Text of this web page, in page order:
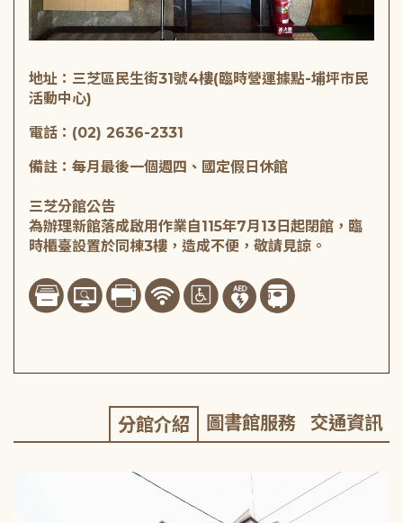
地址：三芝區民生街31號4樓(臨時營運據點-埔坪市民
活動中心)
電話：(02) 2636-2331
備註：每月最後一個週四、國定假日休館
三芝分館公告
為辦理新館落成啟用作業自115年7月13日起閉館，臨
時櫃臺設置於同棟3樓，造成不便，敬請見諒。
分館介紹 圖書館服務 交通資訊